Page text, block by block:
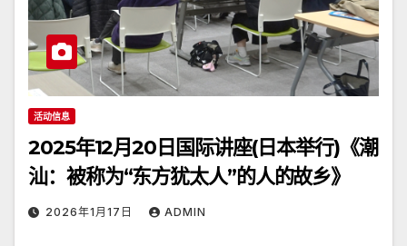
活动信息
2025年12月20日国际讲座(日本举行)《潮
汕：被称为“东方犹太人”的人的故乡》
2026年1月17日 ADMIN